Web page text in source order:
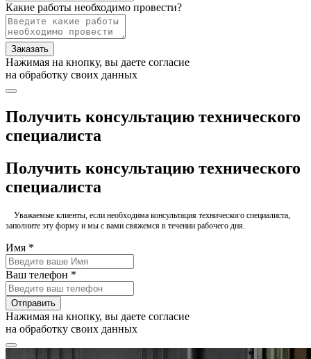
Какие работы необходимо провести?
Заказать
Нажимая на кнопку, вы даете согласие
на обработку своих данных
Получить консультацию технического
специалиста
Получить консультацию технического
специалиста
Уважаемые клиенты, если необходима консультация технического специалиста,
заполните эту форму и мы с вами свяжемся в течении рабочего дня.
Имя *
Ваш телефон *
Отправить
Нажимая на кнопку, вы даете согласие
на обработку своих данных